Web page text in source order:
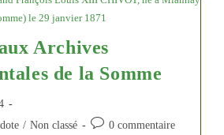
le 29 janvier 1871
Archives
de la Somme
/ Non classé
Commentaires
0 commentaire